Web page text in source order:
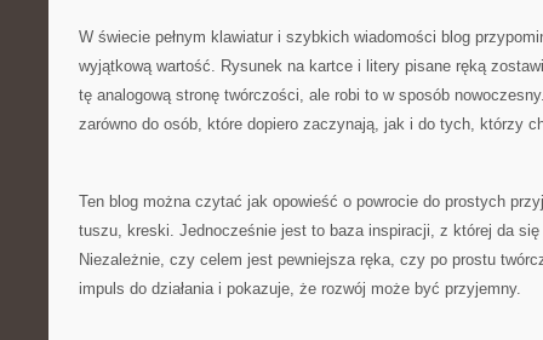
W świecie pełnym klawiatur i szybkich wiadomości blog
wyjątkową wartość. Rysunek na kartce i litery pisane ręką
tę analogową stronę twórczości, ale robi to w sposób
zarówno do osób, które dopiero zaczynają, jak i do tych, którzy
Ten blog można czytać jak opowieść o powrocie do prostych
tuszu, kreski. Jednocześnie jest to baza inspiracji, z której da
Niezależnie, czy celem jest pewniejsza ręka, czy po prostu
impuls do działania i pokazuje, że rozwój może być przyjemny.